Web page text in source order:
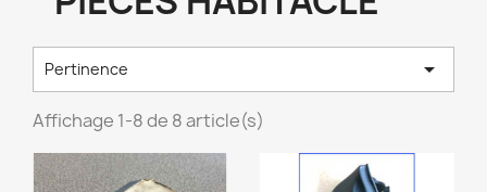
Pertinence 
Affichage 1-8 de 8 article(s)